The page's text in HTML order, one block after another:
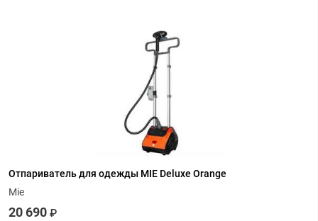
Отпариватель для одежды MIE Deluxe Orange
Mie
20 690 ₽